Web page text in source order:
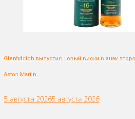
Glenfiddich выпустил новый виски в знак
Aston Martin
5 августа 20265 августа 2026